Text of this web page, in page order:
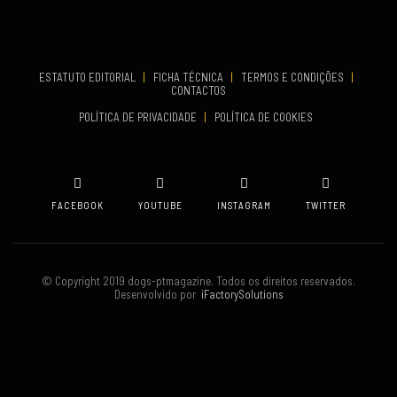
ESTATUTO EDITORIAL | FICHA TÉCNICA | TERMOS E CONDIÇÕES
|
CONTACTOS
POLÍTICA DE PRIVACIDADE
| POLÍTICA DE COOKIES
FACEBOOK YOUTUBE INSTAGRAM TWITTER
© Copyright 2019 dogs-ptmagazine. Todos os direitos reservados.
Desenvolvido poriFactorySolutions